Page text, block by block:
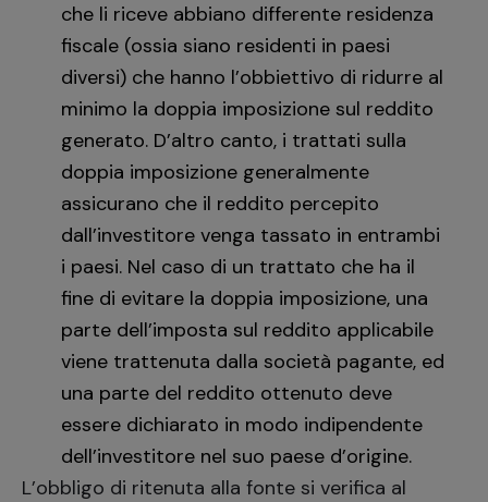
che li riceve abbiano differente residenza
fiscale (ossia siano residenti in paesi
diversi) che hanno l’obbiettivo di ridurre al
minimo la doppia imposizione sul reddito
generato. D’altro canto, i trattati sulla
doppia imposizione generalmente
assicurano che il reddito percepito
dall’investitore venga tassato in entrambi
i paesi. Nel caso di un trattato che ha il
fine di evitare la doppia imposizione, una
parte dell’imposta sul reddito applicabile
viene trattenuta dalla società pagante, ed
una parte del reddito ottenuto deve
essere dichiarato in modo indipendente
dell’investitore nel suo paese d’origine.
L’obbligo di ritenuta alla fonte si verifica al